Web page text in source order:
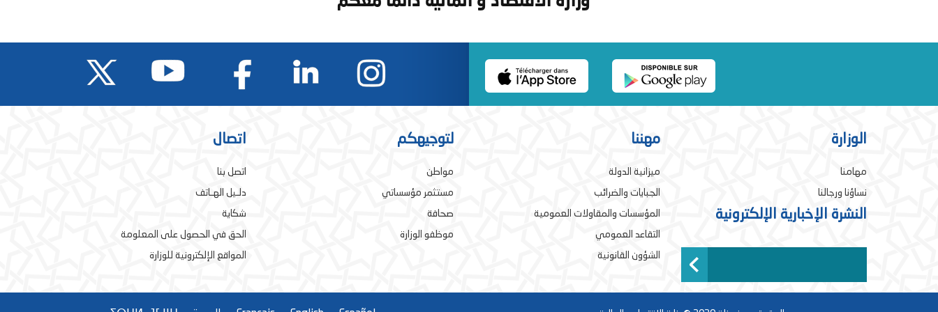
اتصال
اتصل بنا
دلـيل الهـاتف
شكاية
الحق في الحصول على المعلومة
المواقع الإلكترونية للوزارة
لتوجيهكم
مواطن
مستثمر مؤسساتي
صحافة
موظفو الوزارة
مهننا
ميزانية الدولة
الجبايات والضرائب
المؤسسات والمقاولات العمومية
التقاعد العمومي
الشؤون القانونية
الوزارة
مهامنا
نساؤنا ورجالنا
النشرة الإخبارية الإلكترونية